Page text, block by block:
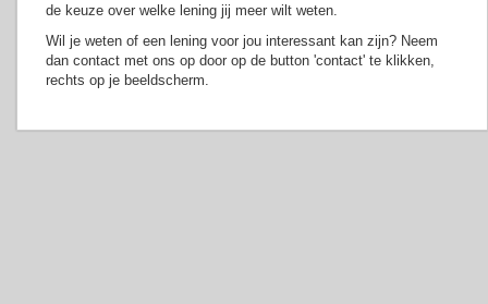
de keuze over welke lening jij meer wilt weten.
Wil je weten of een lening voor jou interessant kan zijn? Neem
dan contact met ons op door op de button 'contact' te klikken,
rechts op je beeldscherm.